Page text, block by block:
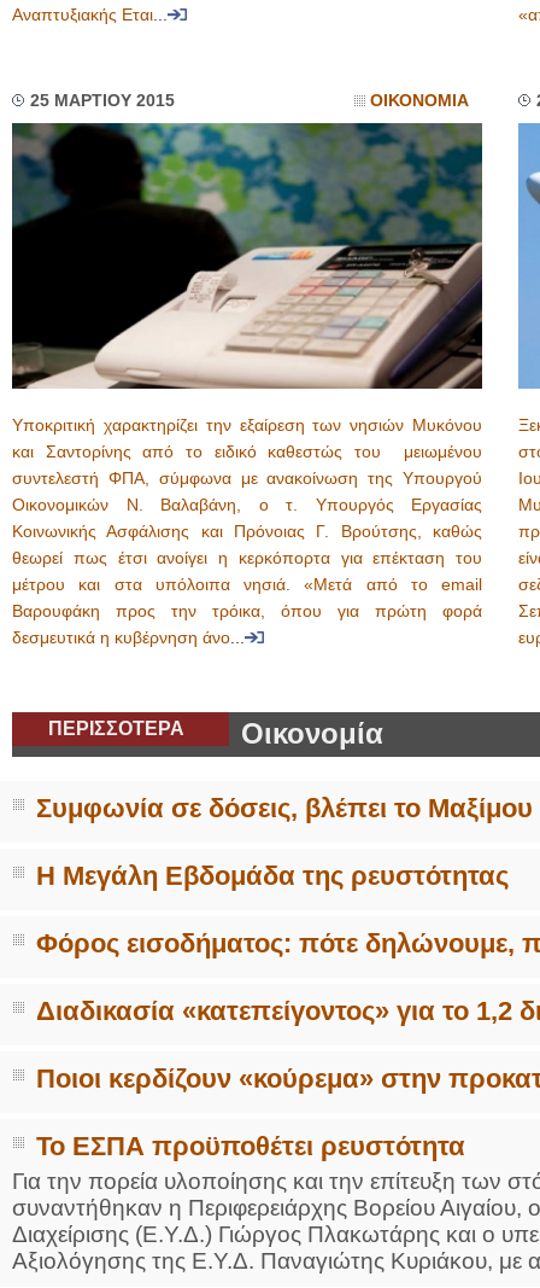
Αναπτυξιακής Εται...
25 ΜΑΡΤΙΟΥ 2015 ΟΙΚΟΝΟΜΙΑ
Υποκριτική χαρακτηρίζει την εξαίρεση των νησιών Μυκόνου
και Σαντορίνης από το ειδικό καθεστώς του μειωμένου
συντελεστή ΦΠΑ, σύμφωνα με ανακοίνωση της Υπουργού
Οικονομικών Ν. Βαλαβάνη, ο τ. Υπουργός Εργασίας
Κοινωνικής Ασφάλισης και Πρόνοιας Γ. Βρούτσης, καθώς
θεωρεί πως έτσι ανοίγει η κερκόπορτα για επέκταση του
μέτρου και στα υπόλοιπα νησιά. «Μετά από το email
Βαρουφάκη προς την τρόικα, όπου για πρώτη φορά
δεσμευτικά η κυβέρνηση άνο...
ΠΕΡΙΣΣΟΤΕΡΑ Οικονομία
Συμφωνία σε δόσεις, βλέπει το Μαξίμου
Η Μεγάλη Εβδομάδα της ρευστότητας
Φόρος εισοδήματος: πότε δηλώνουμε,
Διαδικασία «κατεπείγοντος» για το 1,2
Ποιοι κερδίζουν «κούρεμα» στην
Το ΕΣΠΑ προϋποθέτει ρευστότητα
Για την πορεία υλοποίησης και την επίτευξη των
συναντήθηκαν η Περιφερειάρχης Βορείου Αιγαίου,
Διαχείρισης (Ε.Υ.Δ.) Γιώργος Πλακωτάρης και ο
Αξιολόγησης της Ε.Υ.Δ. Παναγιώτης Κυριάκου, με